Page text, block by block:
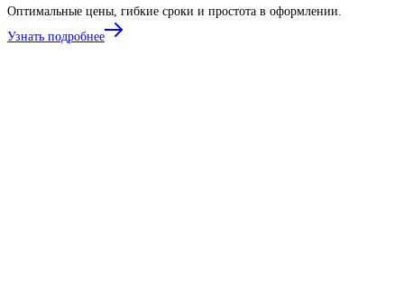
Оптимальные цены, гибкие сроки и простота в оформлении.
Узнать подробнее